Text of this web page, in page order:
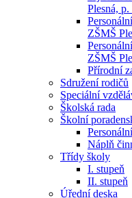
Plesná, p.
ZŠMŠ
ZŠMŠ
Přírodní
Sdružení rodičů
Speciální
Školská rada
Školní
Náplň
Třídy školy
I. stupeň
II. stupeň
Úřední deska